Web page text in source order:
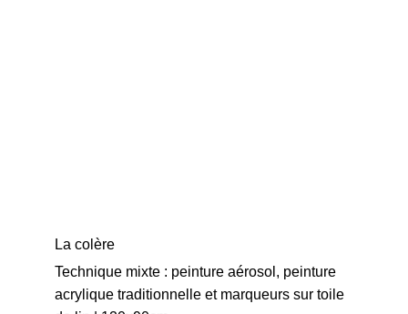
La colère
Technique mixte : peinture aérosol, peinture
acrylique traditionnelle et marqueurs sur toile